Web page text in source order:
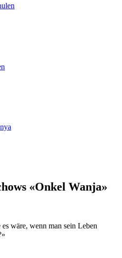
«Onkel Wanja»
wäre, wenn man sein Leben